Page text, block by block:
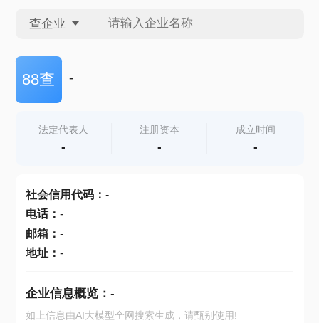
查企业
查企业
查产地
88查 -
法定代表人
-
注册资本
-
成立时间
-
社会信用代码： -
电话： -
邮箱： -
地址： -
企业信息概览： -
如上信息由AI大模型全网搜索生成，请甄别使用!